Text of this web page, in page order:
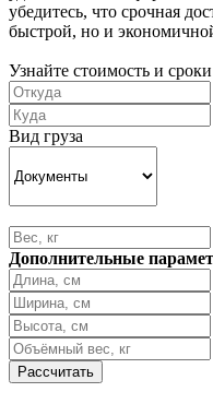
убедитесь, что срочная
быстрой, но и
Узнайте стоимость и
Вид груза
Дополнительные